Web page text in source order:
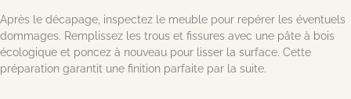
Après le décapage, inspectez le meuble pour repérer les éventuels
dommages. Remplissez les trous et fissures avec une pâte à bois
écologique et poncez à nouveau pour lisser la surface. Cette
préparation garantit une finition parfaite par la suite.